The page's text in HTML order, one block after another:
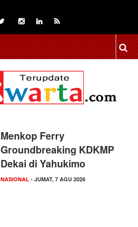
Menkop Ferry
Groundbreaking KDKMP
Dekai di Yahukimo
NASIONAL - JUMAT, 7 AGU 2026